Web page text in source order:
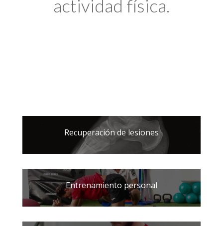
actividad física.
Recuperación de lesiones
Entrenamiento personal